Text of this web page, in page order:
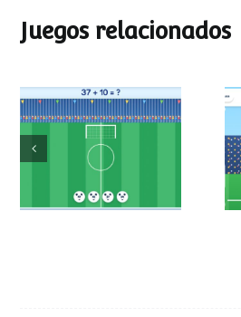
Juegos relacionados
Mundial de
operaciones